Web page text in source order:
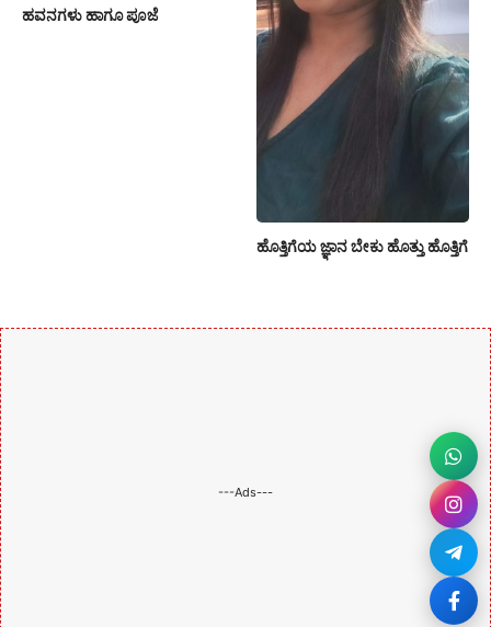
ಹವನಗಳು ಹಾಗೂ ಪೂಜೆ
ಹೊತ್ತಿಗೆಯ ಜ್ಞಾನ ಬೇಕು ಹೊತ್ತು ಹೊತ್ತಿಗೆ
---Ads---